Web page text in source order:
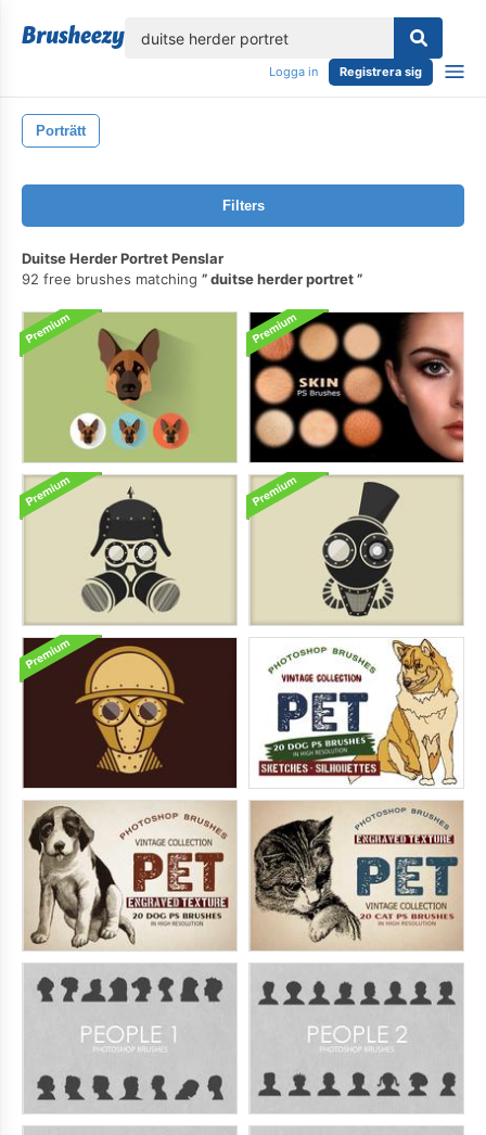
Logga in Registrera sig
Porträtt
Filters
Duitse Herder Portret Penslar
92 free brushes matching
duitse herder portret